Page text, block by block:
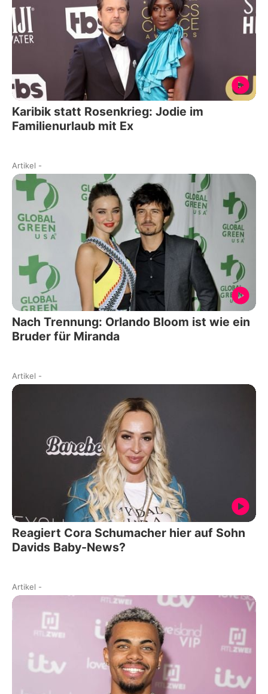
Karibik statt Rosenkrieg: Jodie im
Familienurlaub mit Ex
Artikel -
Nach Trennung: Orlando Bloom ist wie ein
Bruder für Miranda
Artikel -
Reagiert Cora Schumacher hier auf Sohn
Davids Baby-News?
Artikel -